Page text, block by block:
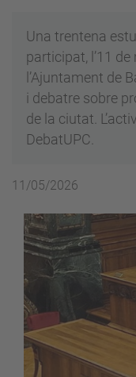
Una trentena
participat, l’11
l’Ajuntament de
i debatre sobre
de la ciutat.
DebatUPC.
11/05/2026